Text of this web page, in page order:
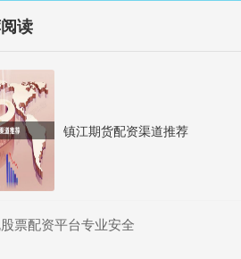
读
镇江期货配资渠道推荐
票配资平台专业安全